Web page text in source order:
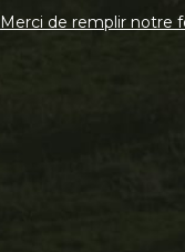
Merci de remplir notre